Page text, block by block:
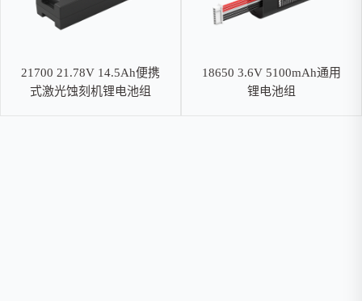
21700 21.78V 14.5Ah便携
式激光蚀刻机锂电池组
18650 3.6V 5100mAh通用
锂电池组